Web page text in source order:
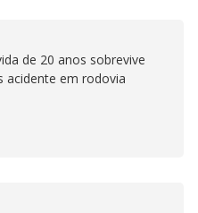
de 20 anos sobrevive
acidente em rodovia